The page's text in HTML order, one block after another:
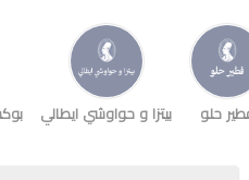
حلو بيتزا و حواوشي ايطالي